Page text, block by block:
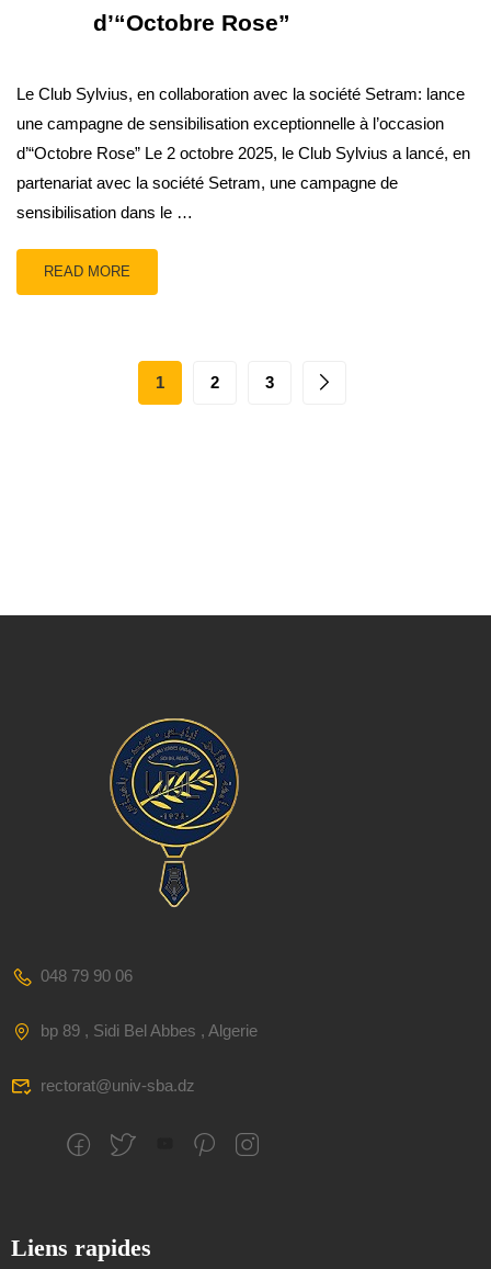
d’“Octobre Rose”
Le Club Sylvius, en collaboration avec la société Setram: lance
une campagne de sensibilisation exceptionnelle à l’occasion
d’“Octobre Rose” Le 2 octobre 2025, le Club Sylvius a lancé, en
partenariat avec la société Setram, une campagne de
sensibilisation dans le …
READ MORE
1 2 3
048 79 90 06
bp 89 , Sidi Bel Abbes , Algerie
rectorat@univ-sba.dz
Liens rapides